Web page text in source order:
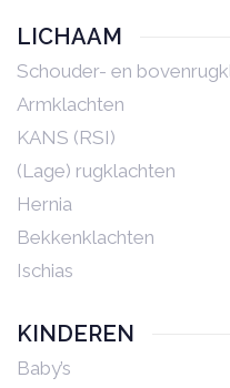
LICHAAM
Schouder- en
Armklachten
KANS (RSI)
(Lage) rugklachten
Hernia
Bekkenklachten
Ischias
KINDEREN
Baby’s